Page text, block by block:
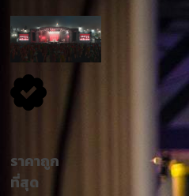
ราคาถูก
ที่สุด